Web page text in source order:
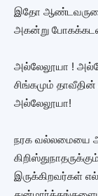
இதோ
அகன்று
அல்லேலூயா !
சிங்கமும்
அல்லேலூயா!
நரக வல்லமையை
இருக்கிறவர்கள்